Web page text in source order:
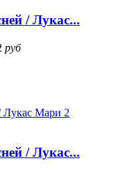
/ Лукас...
руб
/ Лукас...